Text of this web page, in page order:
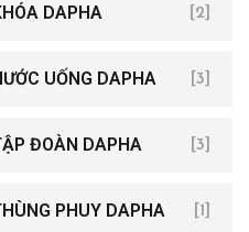
DAPHA [2]
UỐNG DAPHA [3]
ĐOÀN DAPHA [3]
PHUY DAPHA [1]